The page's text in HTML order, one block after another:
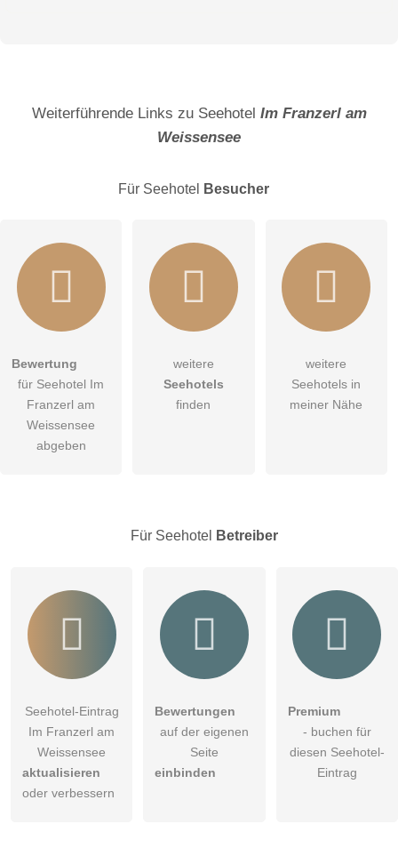
DieDatenschutzerklärung habe ich zur Kenntnis genommen.
öffentliche Frage stellen
Seehotel-Eintrag zu stellen.
Weiterführende Links zu Seehotel Im Franzerl am
Weissensee
Für Seehotel Besucher
Bewertung
für Seehotel Im
Franzerl am
Weissensee
abgeben
weitere
Seehotels
finden
weitere
Seehotels in
meiner Nähe
Für Seehotel Betreiber
Seehotel-Eintrag
Im Franzerl am
Weissensee
aktualisieren
oder verbessern
Bewertungen
auf der eigenen
Seite
einbinden
Premium
- buchen für
diesen Seehotel-
Eintrag